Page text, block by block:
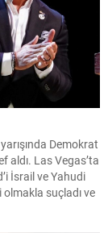
Demokrat
aldı. Las Vegas’ta
İsrail ve Yahudi
suçladı ve
El‑Sayed’in